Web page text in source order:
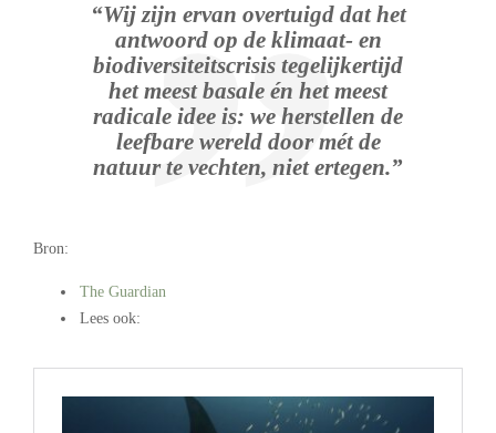
“Wij zijn ervan overtuigd dat het
antwoord op de klimaat- en
biodiversiteitscrisis tegelijkertijd
het meest basale én het meest
radicale idee is: we herstellen de
leefbare wereld door mét de
natuur te vechten, niet ertegen.”
Bron:
The Guardian
Lees ook: